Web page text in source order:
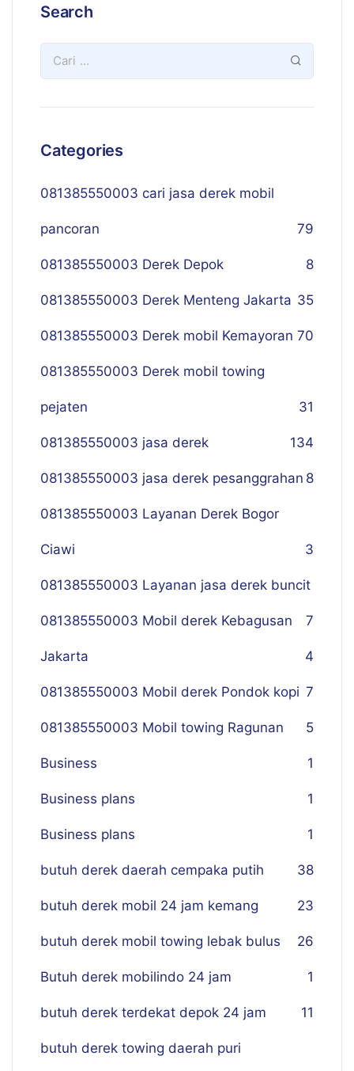
Search
Categories
081385550003 cari jasa derek mobil
pancoran 79
081385550003 Derek Depok 8
081385550003 Derek Menteng Jakarta 35
081385550003 Derek mobil Kemayoran 70
081385550003 Derek mobil towing
pejaten 31
081385550003 jasa derek 134
081385550003 jasa derek pesanggrahan 8
081385550003 Layanan Derek Bogor
Ciawi 3
081385550003 Layanan jasa derek buncit
7
081385550003 Mobil derek Kebagusan
Jakarta 4
081385550003 Mobil derek Pondok kopi 7
081385550003 Mobil towing Ragunan 5
Business 1
Business plans 1
Business plans 1
butuh derek daerah cempaka putih 38
butuh derek mobil 24 jam kemang 23
butuh derek mobil towing lebak bulus 26
Butuh derek mobilindo 24 jam 1
butuh derek terdekat depok 24 jam 11
butuh derek towing daerah puri